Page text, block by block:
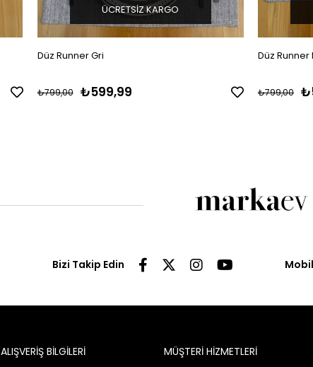
Düz Runner Gri
₺599,99
₺799,00
ÜCRETSIZ KARGO
Düz Runner
₺799,00
Bizi Takip Edin
ALIŞVERİŞ BİLGİLERİ MÜŞTERİ HİZMETLERİ